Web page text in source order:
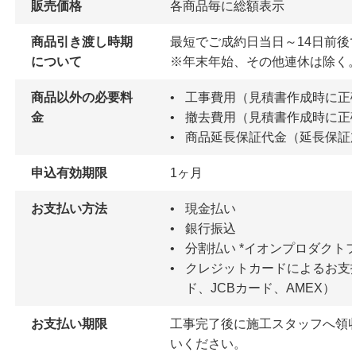
販売価格 各商品毎に総額表示
商品引き渡し時期
について
最短でご成約日当日～14日前
※年末年始、その他連休は除く
商品以外の必要料
金
工事費用（見積書作成時に
撤去費用（見積書作成時に
商品延長保証代金（延長保
申込有効期限 1ヶ月
お支払い方法
現金払い
銀行振込
分割払い *イオンプロダクト
クレジットカードによるお
ド、JCBカード、AMEX）
お支払い期限
工事完了後に施工スタッフへ
いください。